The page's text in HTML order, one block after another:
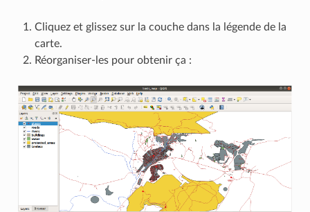
Cliquez et glissez sur la couche dans la légende de la
carte.
Réorganiser-les pour obtenir ça :